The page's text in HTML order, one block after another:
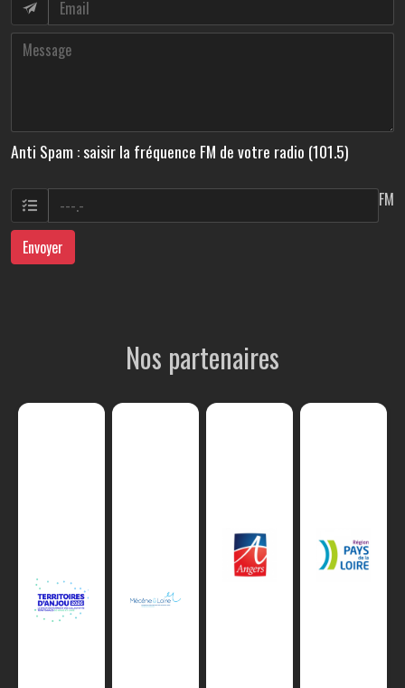
Anti Spam : saisir la fréquence FM de votre radio (101.5)
FM
Envoyer
Nos partenaires